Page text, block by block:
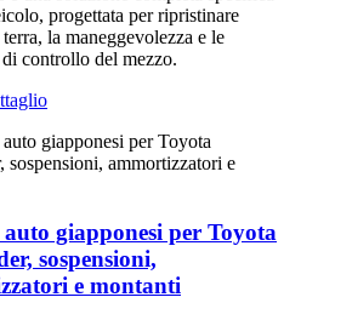
progettata per ripristinare
la maneggevolezza e le
controllo del mezzo.
giapponesi per Toyota
sospensioni,
e montanti